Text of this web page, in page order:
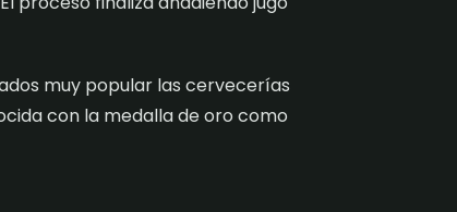
muy popular las cervecerías
con la medalla de oro como